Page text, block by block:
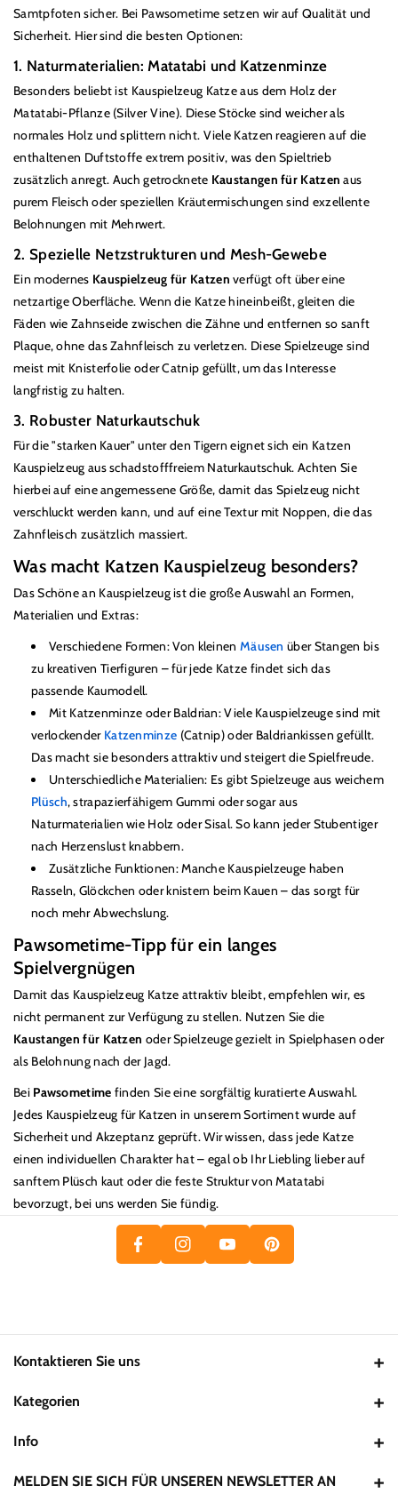
Samtpfoten sicher. Bei Pawsometime setzen wir auf Qualität und
Sicherheit. Hier sind die besten Optionen:
1. Naturmaterialien: Matatabi und Katzenminze
Besonders beliebt ist Kauspielzeug Katze aus dem Holz der
Matatabi-Pflanze (Silver Vine). Diese Stöcke sind weicher als
normales Holz und splittern nicht. Viele Katzen reagieren auf die
enthaltenen Duftstoffe extrem positiv, was den Spieltrieb
zusätzlich anregt. Auch getrocknete Kaustangen für Katzen aus
purem Fleisch oder speziellen Kräutermischungen sind exzellente
Belohnungen mit Mehrwert.
2. Spezielle Netzstrukturen und Mesh-Gewebe
Ein modernes Kauspielzeug für Katzen verfügt oft über eine
netzartige Oberfläche. Wenn die Katze hineinbeißt, gleiten die
Fäden wie Zahnseide zwischen die Zähne und entfernen so sanft
Plaque, ohne das Zahnfleisch zu verletzen. Diese Spielzeuge sind
meist mit Knisterfolie oder Catnip gefüllt, um das Interesse
langfristig zu halten.
3. Robuster Naturkautschuk
Für die "starken Kauer" unter den Tigern eignet sich ein Katzen
Kauspielzeug aus schadstofffreiem Naturkautschuk. Achten Sie
hierbei auf eine angemessene Größe, damit das Spielzeug nicht
verschluckt werden kann, und auf eine Textur mit Noppen, die das
Zahnfleisch zusätzlich massiert.
Was macht Katzen Kauspielzeug besonders?
Das Schöne an Kauspielzeug ist die große Auswahl an Formen,
Materialien und Extras:
Verschiedene Formen: Von kleinen Mäusen über Stangen bis
zu kreativen Tierfiguren – für jede Katze findet sich das
passende Kaumodell.
Mit Katzenminze oder Baldrian: Viele Kauspielzeuge sind mit
verlockender Katzenminze (Catnip) oder Baldriankissen gefüllt.
Das macht sie besonders attraktiv und steigert die Spielfreude.
Unterschiedliche Materialien: Es gibt Spielzeuge aus weichem
Plüsch, strapazierfähigem Gummi oder sogar aus
Naturmaterialien wie Holz oder Sisal. So kann jeder Stubentiger
nach Herzenslust knabbern.
Zusätzliche Funktionen: Manche Kauspielzeuge haben
Rasseln, Glöckchen oder knistern beim Kauen – das sorgt für
noch mehr Abwechslung.
Pawsometime-Tipp für ein langes
Spielvergnügen
Damit das Kauspielzeug Katze attraktiv bleibt, empfehlen wir, es
nicht permanent zur Verfügung zu stellen. Nutzen Sie die
Kaustangen für Katzen oder Spielzeuge gezielt in Spielphasen oder
als Belohnung nach der Jagd.
Bei Pawsometime finden Sie eine sorgfältig kuratierte Auswahl.
Jedes Kauspielzeug für Katzen in unserem Sortiment wurde auf
Sicherheit und Akzeptanz geprüft. Wir wissen, dass jede Katze
einen individuellen Charakter hat – egal ob Ihr Liebling lieber auf
sanftem Plüsch kaut oder die feste Struktur von Matatabi
bevorzugt, bei uns werden Sie fündig.
F
A
C
E
B
In
St
A
Gr
Y
U
T
U
P
I
T
E
R
Kontaktieren Sie uns
Kategorien
Hund
Info
Datenschutzerklärung
MELDEN SIE SICH FÜR UNSEREN NEWSLETTER AN